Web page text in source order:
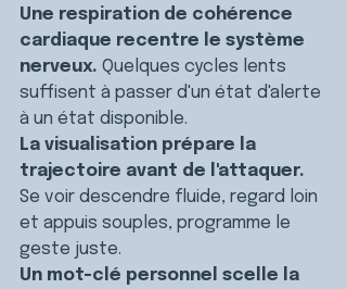
Une respiration de cohérence
cardiaque recentre le système
nerveux. Quelques cycles lents
suffisent à passer d'un état d'alerte
à un état disponible.
La visualisation prépare la
trajectoire avant de l'attaquer.
Se voir descendre fluide, regard loin
et appuis souples, programme le
geste juste.
Un mot-clé personnel scelle la